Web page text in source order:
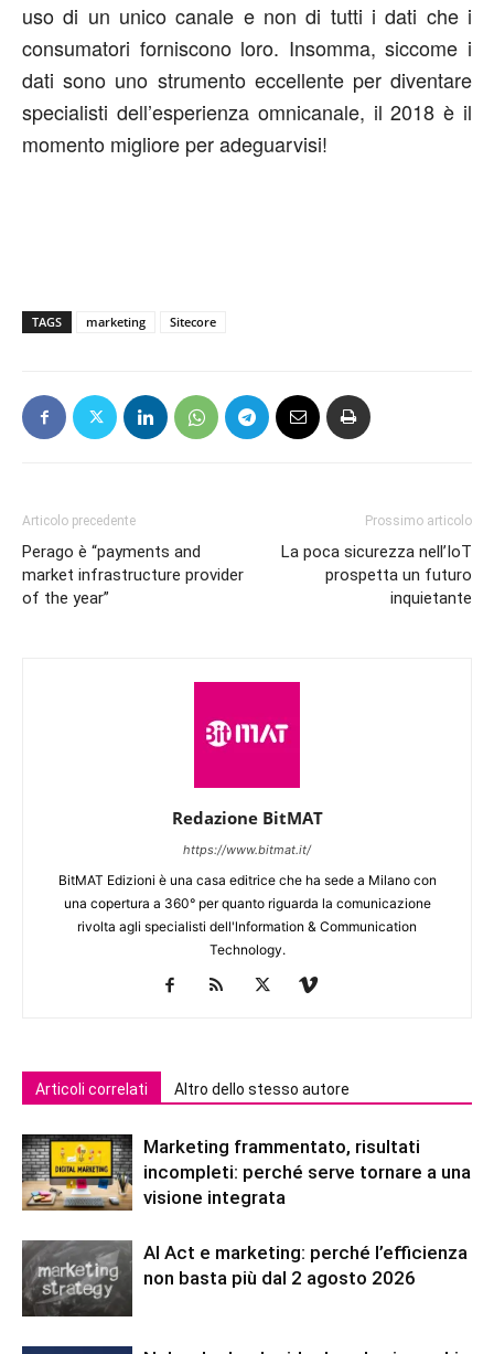
uso di un unico canale e non di tutti i dati che i
consumatori forniscono loro. Insomma, siccome i
dati sono uno strumento eccellente per diventare
specialisti dell’esperienza omnicanale, il 2018 è il
momento migliore per adeguarvisi!
TAGS marketing Sitecore
Articolo precedente
Perago è “payments and
market infrastructure provider
of the year”
Prossimo articolo
La poca sicurezza nell’IoT
prospetta un futuro
inquietante
Redazione BitMAT
https://www.bitmat.it/
BitMAT Edizioni è una casa editrice che ha sede a Milano con
una copertura a 360° per quanto riguarda la comunicazione
rivolta agli specialisti dell'lnformation & Communication
Technology.
Articoli correlati Altro dello stesso autore
Marketing frammentato, risultati
incompleti: perché serve tornare a una
visione integrata
AI Act e marketing: perché l’efficienza
non basta più dal 2 agosto 2026